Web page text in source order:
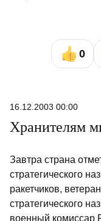
0
16.12.2003 00:00
Хранителям
Завтра страна
стратегического
ракетчиков,
стратегического
военный комиссар